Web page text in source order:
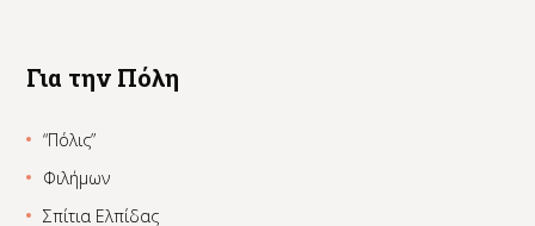
Για την Πόλη
“Πόλις”
Φιλήμων
Σπίτια Ελπίδας